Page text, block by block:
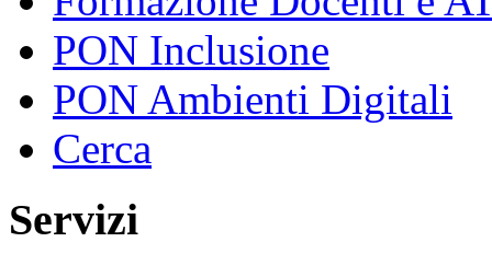
PON Inclusione
PON Ambienti Digitali
Cerca
Servizi